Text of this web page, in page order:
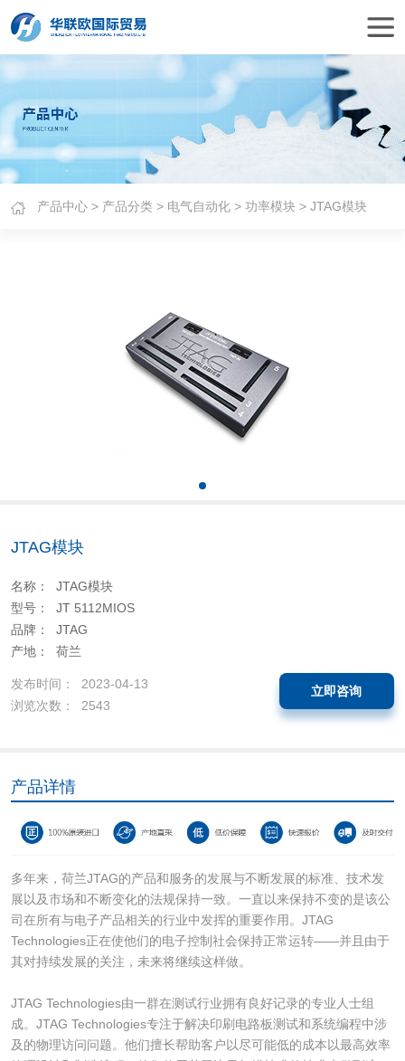
产品中心 > 产品分类 > 电气自动化 >功率模块 > JTAG模块
JTAG模块
名称： JTAG模块
型号： JT 5112MIOS
品牌： JTAG
产地： 荷兰
发布时间： 2023-04-13
浏览次数： 2543
立即咨询
产品详情
多年来，荷兰JTAG的产品和服务的发展与不断发展的标准、技术发
展以及市场和不断变化的法规保持一致。一直以来保持不变的是该公
司在所有与电子产品相关的行业中发挥的重要作用。JTAG
Technologies正在使他们的电子控制社会保持正常运转——并且由于
其对持续发展的关注，未来将继续这样做。
JTAG Technologies由一群在测试行业拥有良好记录的专业人士组
成。JTAG Technologies专注于解决印刷电路板测试和系统编程中涉
及的物理访问问题。他们擅长帮助客户以尽可能低的成本以最高效率